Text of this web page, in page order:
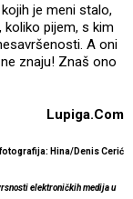
je meni stalo,
pijem, s kim
A oni
znaju! Znaš ono
Lupiga.Com
Hina/Denis Cerić
elektroničkih medija u